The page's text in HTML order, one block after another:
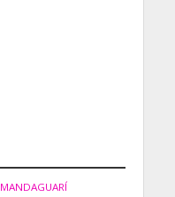
MANDAGUARÍ